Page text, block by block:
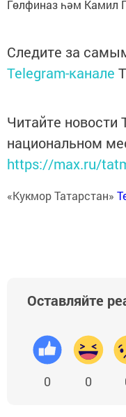
Гөлфиназ һәм
Следите за
Telegram-канале
Читайте новости
национальном
https://max.ru/
«Кукмор Татарстан»
Оставляйте
0 0